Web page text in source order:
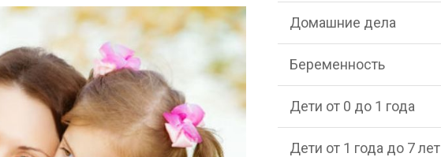
Домашние дела
Беременность
Дети от 0 до 1 года
Дети от 1 года до 7 лет